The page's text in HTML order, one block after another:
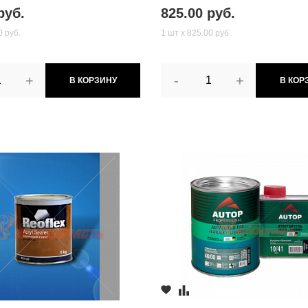
руб.
+ В КОРЗИНУ
825.00 руб.
1 шт х 825.00 руб.
- + В